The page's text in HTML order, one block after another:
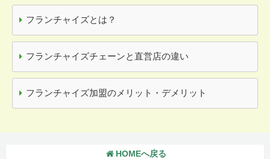
フランチャイズとは？
フランチャイズチェーンと直営店の違い
フランチャイズ加盟のメリット・デメリット
HOMEへ戻る